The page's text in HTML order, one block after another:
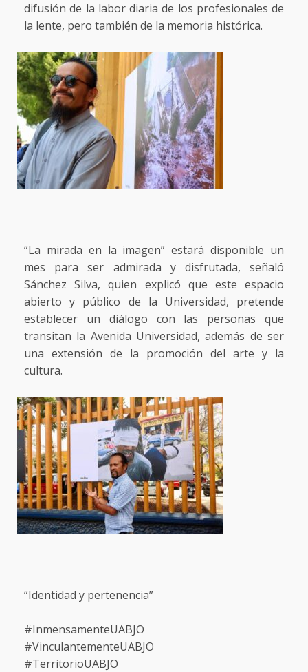
difusión de la labor diaria de los profesionales de
la lente, pero también de la memoria histórica.
“La mirada en la imagen” estará disponible un
mes para ser admirada y disfrutada, señaló
Sánchez Silva, quien explicó que este espacio
abierto y público de la Universidad, pretende
establecer un diálogo con las personas que
transitan la Avenida Universidad, además de ser
una extensión de la promoción del arte y la
cultura.
“Identidad y pertenencia”
#InmensamenteUABJO
#VinculantementeUABJO
#TerritorioUABJO